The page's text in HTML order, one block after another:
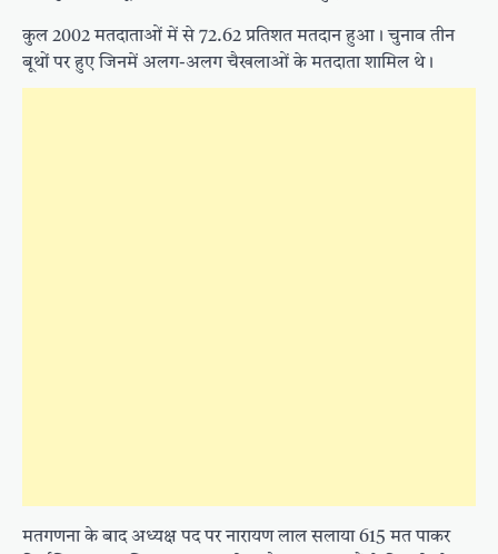
कुल 2002 मतदाताओं में से 72.62 प्रतिशत मतदान हुआ। चुनाव तीन
बूथों पर हुए जिनमें अलग-अलग चैखलाओं के मतदाता शामिल थे।
मतगणना के बाद अध्यक्ष पद पर नारायण लाल सलाया 615 मत पाकर